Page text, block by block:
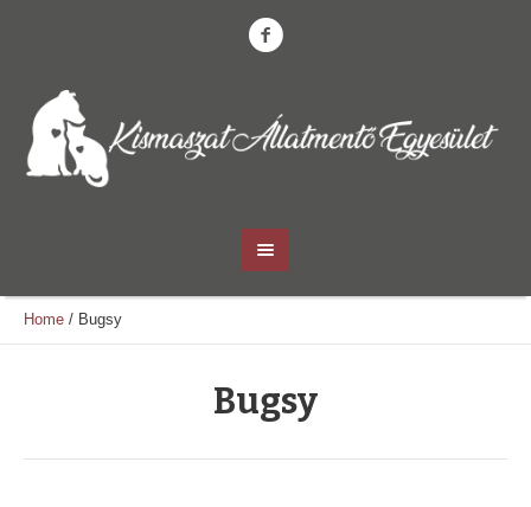
Home / Bugsy
Bugsy